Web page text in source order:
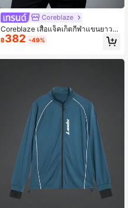
Coreblaze
Coreblaze เสื้อแจ็คเก็ตกีฬาแขนยาวมี
ฮู้ด ซิปอัพ สีตัดกัน สไตล์แฟนหนุ่ม สำห
รับผู้ชาย เสื้อลำลอง
฿382 -49%